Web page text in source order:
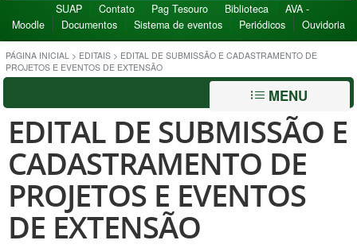
SUAP Contato Pag Tesouro Biblioteca
AVA -
Moodle
Documentos Sistema de eventos Periódicos Ouvidoria
PÁGINA INICIAL > EDITAIS > EDITAL DE SUBMISSÃO E CADASTRAMENTO DE
PROJETOS E EVENTOS DE EXTENSÃO
MENU
EDITAL DE SUBMISSÃO E
CADASTRAMENTO DE
PROJETOS E EVENTOS
DE EXTENSÃO